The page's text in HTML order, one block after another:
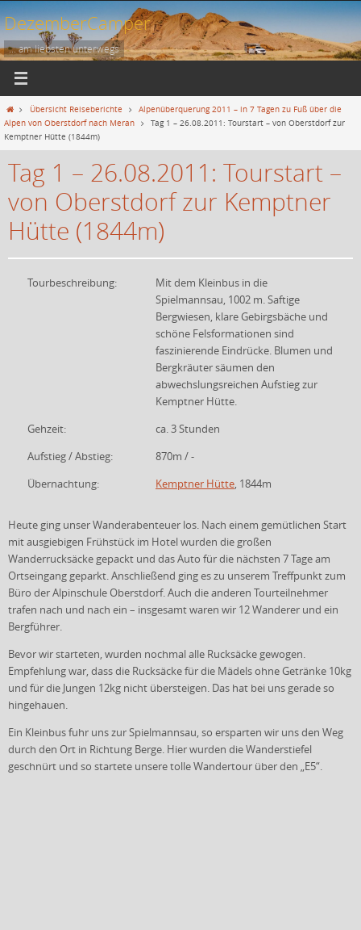
Zum
Inhalt
springen
DezemberCamper
... am liebsten unterwegs
StartÜbersicht Reiseberichte
Alpenüberquerung 2011 – in 7 Tagen zu Fuß über die
Alpen von Oberstdorf nach Meran
Tag 1 – 26.08.2011: Tourstart – von Oberstdorf zur
Kemptner Hütte (1844m)
Tag 1 – 26.08.2011: Tourstart –
von Oberstdorf zur Kemptner
Hütte (1844m)
Tourbeschreibung:
Mit dem Kleinbus in die
Spielmannsau, 1002 m. Saftige
Bergwiesen, klare Gebirgsbäche und
schöne Felsformationen sind
faszinierende Eindrücke. Blumen und
Bergkräuter säumen den
abwechslungsreichen Aufstieg zur
Kemptner Hütte.
Gehzeit:
ca. 3 Stunden
Aufstieg / Abstieg:
870m / -
Übernachtung:
Kemptner Hütte, 1844m
Heute ging unser Wanderabenteuer los. Nach einem gemütlichen Start
mit ausgiebigen Frühstück im Hotel wurden die großen
Wanderrucksäcke gepackt und das Auto für die nächsten 7 Tage am
Ortseingang geparkt. Anschließend ging es zu unserem Treffpunkt zum
Büro der Alpinschule Oberstdorf. Auch die anderen Tourteilnehmer
trafen nach und nach ein – insgesamt waren wir 12 Wanderer und ein
Bergführer.
Bevor wir starteten, wurden nochmal alle Rucksäcke gewogen.
Empfehlung war, dass die Rucksäcke für die Mädels ohne Getränke 10kg
und für die Jungen 12kg nicht übersteigen. Das hat bei uns gerade so
hingehauen.
Ein Kleinbus fuhr uns zur Spielmannsau, so ersparten wir uns den Weg
durch den Ort in Richtung Berge. Hier wurden die Wanderstiefel
geschnürt und so startete unsere tolle Wandertour über den „E5“.